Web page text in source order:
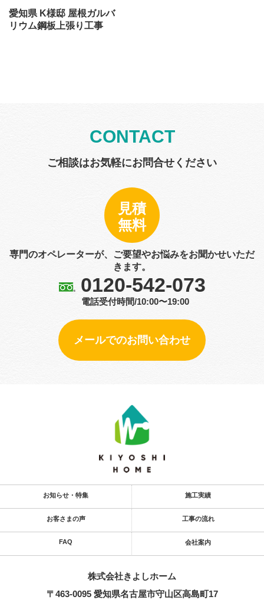
愛知県 K様邸 屋根ガルバ
リウム鋼板上張り工事
CONTACT
ご相談はお気軽にお問合せください
見積
無料
専門のオペレーターが、ご要望やお悩みをお聞かせいただ
きます。
0120-542-073
電話受付時間/10:00〜19:00
メールでのお問い合わせ
お知らせ・特集 施工実績
お客さまの声 工事の流れ
FAQ 会社案内
株式会社きよし​ホーム
〒463-0095 愛知県名古屋市守山区高島町17